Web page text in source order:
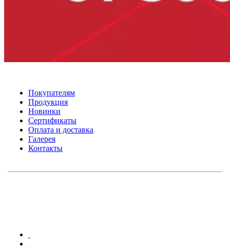
Покупателям
Продукция
Новинки
Сертификаты
Оплата и доставка
Галерея
Контакты